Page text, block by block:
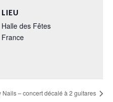
LIEU
Halle des Fêtes
France
Nails – concert décalé à 2 guitares